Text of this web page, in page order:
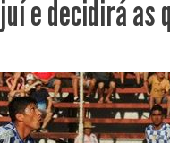
e decidirá as